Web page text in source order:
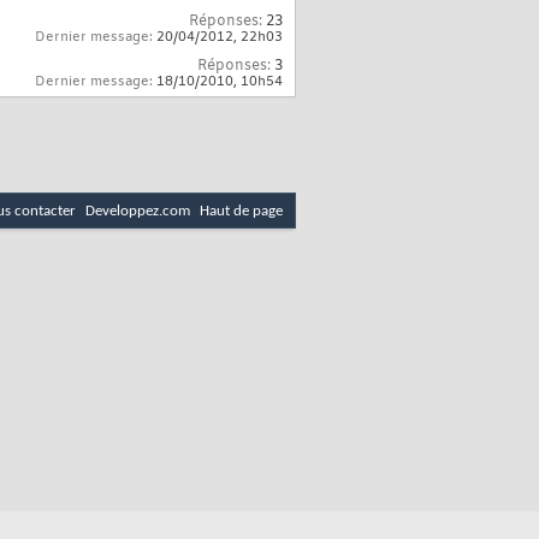
Réponses: 23
Dernier message: 20/04/2012, 22h03
Réponses: 3
Dernier message: 18/10/2010, 10h54
contacter Developpez.com Haut de page